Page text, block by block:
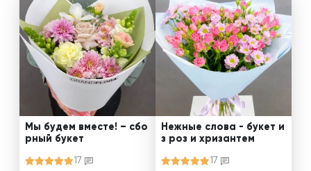
Мы будем вместе! – сбо
рный букет
17
Нежные слова - букет и
з роз и хризантем
17